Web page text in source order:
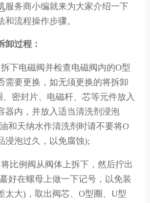
服务商小编就来为大家介绍一下
和流程操作步骤。
卸过程：
下电磁阀并检查电磁阀内的O型
需要更换，如无须更换的将拆卸
、密封片、电磁杆、芯等元件放入
器内，并放入适当清洗剂浸泡
和天纳水作清洗剂时请不要将O
浸泡过久，以免腐蚀);
比例阀从阀体上拆下，然后拧出
好在螺母上做一下记号，以免装
太大)，取出阀芯、O型圈、U型